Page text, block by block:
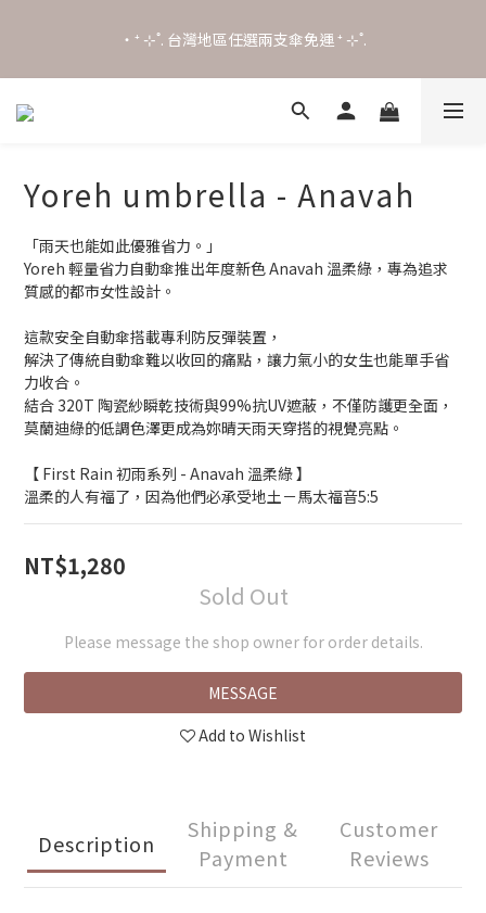
˖⋆꙳𝜗𝜚꙳. Shefa 沃野棕4款 全新上市˖⋆꙳𝜗𝜚꙳
1
0
02
1
0
˖⋆꙳𝜗𝜚꙳. Shefa 沃野棕4款 全新上市˖⋆꙳𝜗𝜚꙳
Yoreh umbrella - Anavah
「雨天也能如此優雅省力。」
Yoreh 輕量省力自動傘推出年度新色 Anavah 溫柔綠，專為追求
質感的都市女性設計。
這款安全自動傘搭載專利防反彈裝置，
解決了傳統自動傘難以收回的痛點，讓力氣小的女生也能單手省
力收合。
結合 320T 陶瓷紗瞬乾技術與99%抗UV遮蔽，不僅防護更全面，
莫蘭迪綠的低調色澤更成為妳晴天雨天穿搭的視覺亮點。
【 First Rain 初雨系列 - Anavah 溫柔綠 】
溫柔的人有福了，因為他們必承受地土－馬太福音5:5
NT$1,280
Sold Out
Please message the shop owner for order details.
MESSAGE
Add to Wishlist
Description
Shipping &
Payment
Customer
Reviews